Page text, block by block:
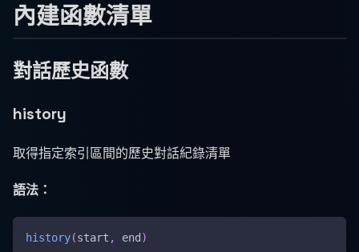
內建函數清單
對話歷史函數
history
取得指定索引區間的歷史對話紀錄清單
語法：
history(start , end )